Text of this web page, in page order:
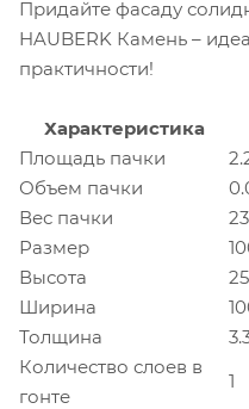
Придайте фасаду
HAUBERK Камень –
практичности!
Характеристика
Площадь пачки
Объем пачки
Вес пачки
Размер
Высота
Ширина
Толщина
Количество слоев в
гонте
1